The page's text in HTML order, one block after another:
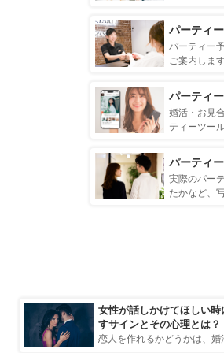
パーティ
パーティー
ご案内しま
パーティ
婚活・お見
ティーツー
パーティ
実際のパー
たかなど、
女性が話しかけてほしい時
すサインとその心理とは？